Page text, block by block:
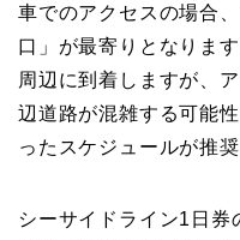
車でのアクセスの場合
口」が最寄りとなりま
周辺に到着しますが、
辺道路が混雑する可能
ったスケジュールが推奨
シーサイドライン1日券